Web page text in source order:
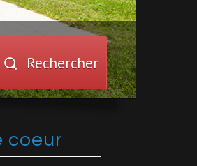
Rechercher
coeur